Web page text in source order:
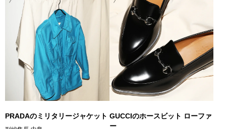
PRADAのミリタリージャケット GUCCIのホースビット ローファ
ー